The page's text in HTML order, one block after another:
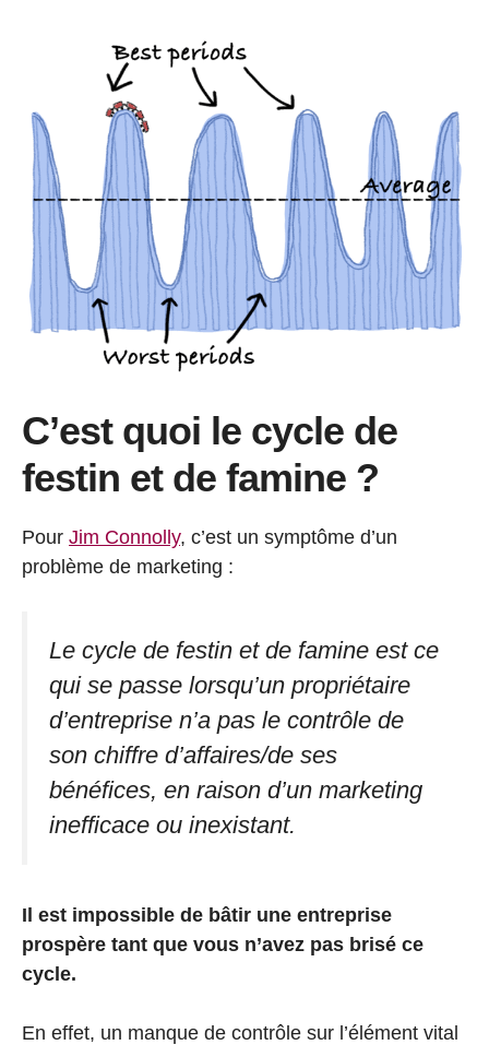
C’est quoi le cycle de
festin et de famine ?
Pour Jim Connolly, c’est un symptôme d’un
problème de marketing :
Le cycle de festin et de famine est ce
qui se passe lorsqu’un propriétaire
d’entreprise n’a pas le contrôle de
son chiffre d’affaires/de ses
bénéfices, en raison d’un marketing
inefficace ou inexistant.
Il est impossible de bâtir une entreprise
prospère tant que vous n’avez pas brisé ce
cycle.
En effet, un manque de contrôle sur l’élément vital